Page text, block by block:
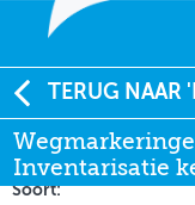
ACTUEEL
DOSSIERS
TERUG
Inventarisatie
Wegmarkeringen
& kennisleemtes
Soort: